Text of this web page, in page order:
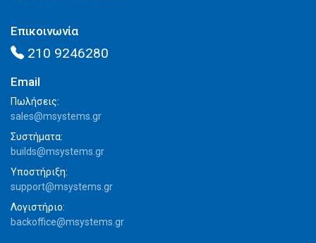
Επικοινωνία
210 9246280
Email
Πωλήσεις:
sales@msystems.gr
Συστήματα:
builds@msystems.gr
Υποστήριξη:
support@msystems.gr
Λογιστήριο:
backoffice@msystems.gr